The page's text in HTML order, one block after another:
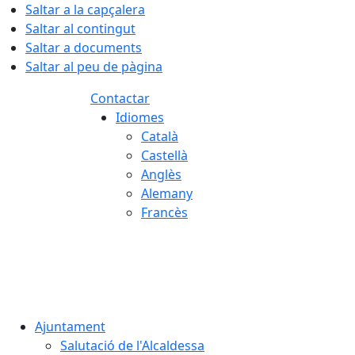
Saltar a la capçalera
Saltar al contingut
Saltar a documents
Saltar al peu de pàgina
Contactar
Idiomes
Català
Castellà
Anglès
Alemany
Francès
Ajuntament
Salutació de l'Alcaldessa